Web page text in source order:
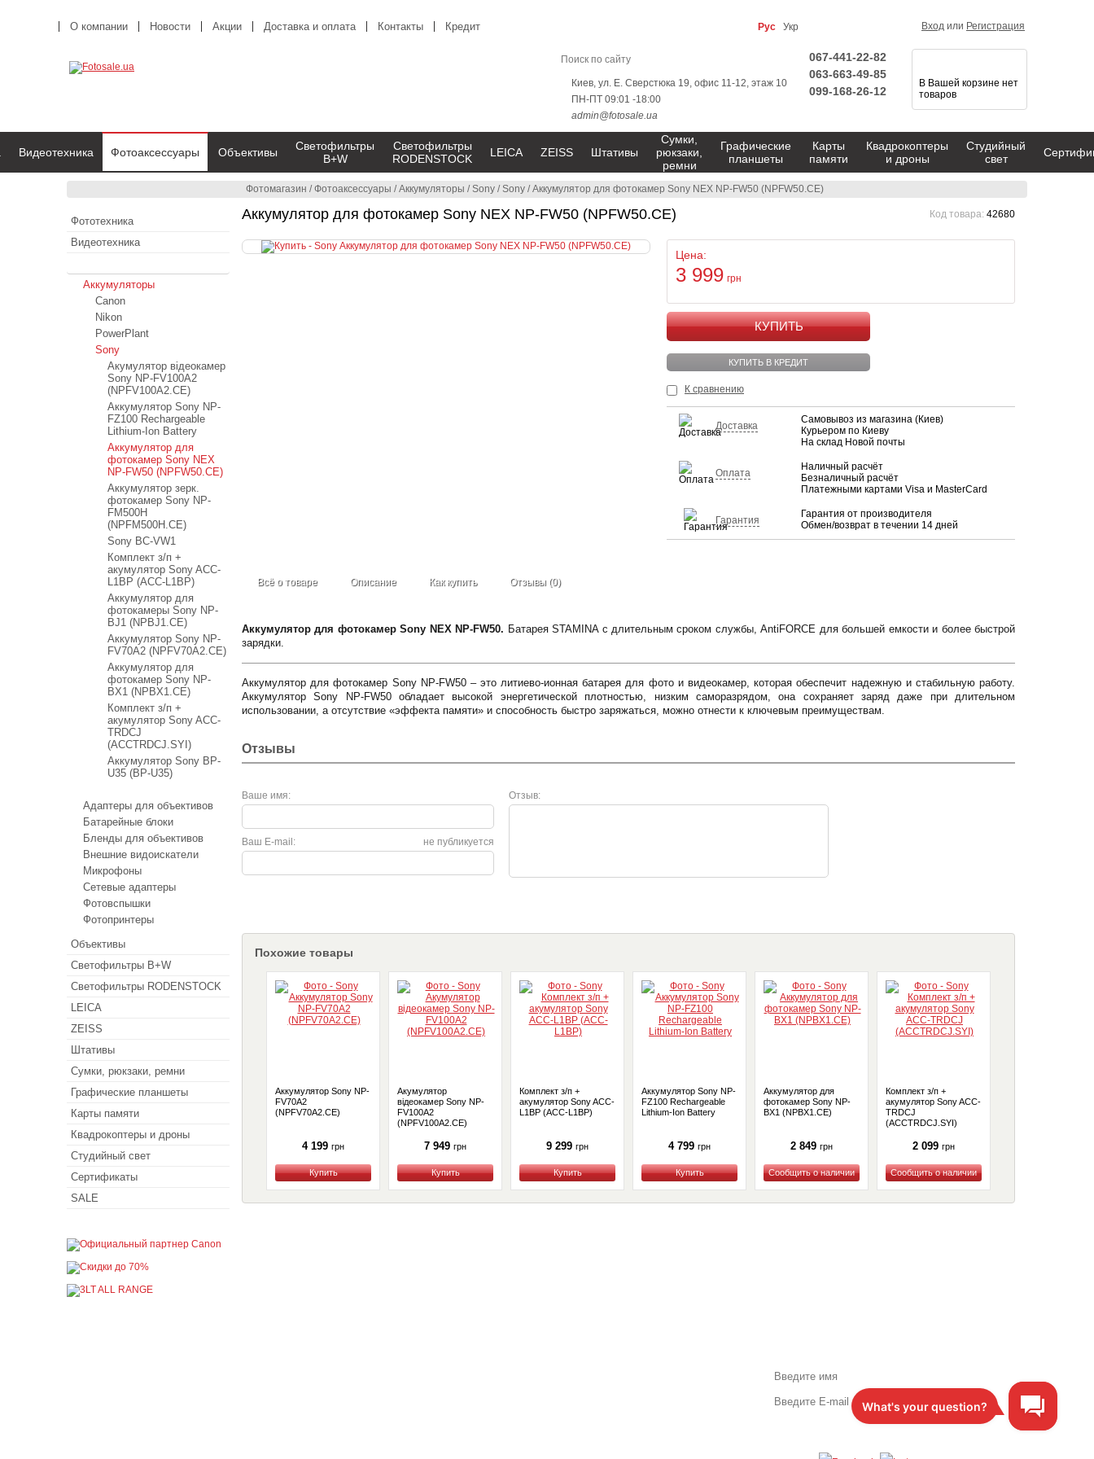
Фотомагазин /Фотоаксессуары /Аккумуляторы /Sony /Sony /Аккумулятор для фотокамер Sony NEX NP-FW50 (NPFW50.CE)
Аккумулятор для фотокамер Sony NEX NP-FW50 (NPFW50.CE) Код товара: 42680
Цена:
3 999 грн
КУПИТЬ
КУПИТЬ В КРЕДИТ
К сравнению
Доставка
Самовывоз из магазина (Киев)
Курьером по Киеву
На склад Новой почты
Оплата
Наличный расчёт
Безналичный расчёт
Платежными картами Visa и MasterCard
Гарантия
Гарантия от производителя
Обмен/возврат в течении 14 дней
Всё о товаре Описание Как купить Отзывы (0)
Аккумулятор для фотокамер Sony NEX NP-FW50. Батарея STAMINA с длительным сроком службы, AntiFORCE для большей емкости и более быстрой
зарядки.
Аккумулятор для фотокамер Sony NP-FW50 – это литиево-ионная батарея для фото и видеокамер, которая обеспечит надежную и стабильную работу.
Аккумулятор Sony NP-FW50 обладает высокой энергетической плотностью, низким саморазрядом, она сохраняет заряд даже при длительном
использовании, а отсутствие «эффекта памяти» и способность быстро заряжаться, можно отнести к ключевым преимуществам.
Отзывы
Ваше имя: Отзыв:
не публикуется
Ваш E-mail:
Похожие товары
Аккумулятор Sony NP-
FV70A2
(NPFV70A2.CE)
4 199 грн
Купить
Акумулятор
відеокамер Sony NP-
FV100A2
(NPFV100A2.CE)
7 949 грн
Купить
Комплект з/п +
акумулятор Sony ACC-
L1BP (ACC-L1BP)
9 299 грн
Купить
Аккумулятор Sony NP-
FZ100 Rechargeable
Lithium-Ion Battery
4 799 грн
Купить
Аккумулятор для
фотокамер Sony NP-
BX1 (NPBX1.CE)
2 849 грн
Купить
Комплект з/п +
акумулятор Sony ACC-
TRDCJ
(ACCTRDCJ.SYI)
2 099 грн
Купить
О компании Новости Акции Доставка и оплата Контакты Кредит Рус Укр Вход или Регистрация
Киев, ул. Е. Сверстюка 19, офис 11-12, этаж 10
ПН-ПТ 09:01 -18:00
admin@fotosale.ua
067-441-22-82
063-663-49-85
099-168-26-12
В Вашей корзине нет
товаров
Видеотехника Фотоаксессуары Объективы
Светофильтры
B+W
Светофильтры
RODENSTOCK
LEICA ZEISS Штативы
Сумки,
рюкзаки,
ремни
Графические
планшеты
Карты
памяти
Квадрокоптеры
и дроны
Студийный
свет
Фототехника
Видеотехника
Аккумуляторы
Canon
Nikon
PowerPlant
Sony
Акумулятор відеокамер
Sony NP-FV100A2
(NPFV100A2.CE)
Аккумулятор Sony NP-
FZ100 Rechargeable
Lithium-Ion Battery
Аккумулятор для
фотокамер Sony NEX
NP-FW50 (NPFW50.CE)
Аккумулятор зерк.
фотокамер Sony NP-
FM500H
(NPFM500H.CE)
Sony BC-VW1
Комплект з/п +
акумулятор Sony ACC-
L1BP (ACC-L1BP)
Аккумулятор для
фотокамеры Sony NP-
BJ1 (NPBJ1.CE)
Аккумулятор Sony NP-
FV70A2 (NPFV70A2.CE)
Аккумулятор для
фотокамер Sony NP-
BX1 (NPBX1.CE)
Комплект з/п +
акумулятор Sony ACC-
TRDCJ
(ACCTRDCJ.SYI)
Аккумулятор Sony BP-
U35 (BP-U35)
Адаптеры для объективов
Батарейные блоки
Бленды для объективов
Внешние видоискатели
Микрофоны
Сетевые адаптеры
Фотовспышки
Фотопринтеры
Объективы
Светофильтры B+W
Светофильтры RODENSTOCK
LEICA
ZEISS
Штативы
Сумки, рюкзаки, ремни
Графические планшеты
Карты памяти
Квадрокоптеры и дроны
Студийный свет
Сертификаты
SALE